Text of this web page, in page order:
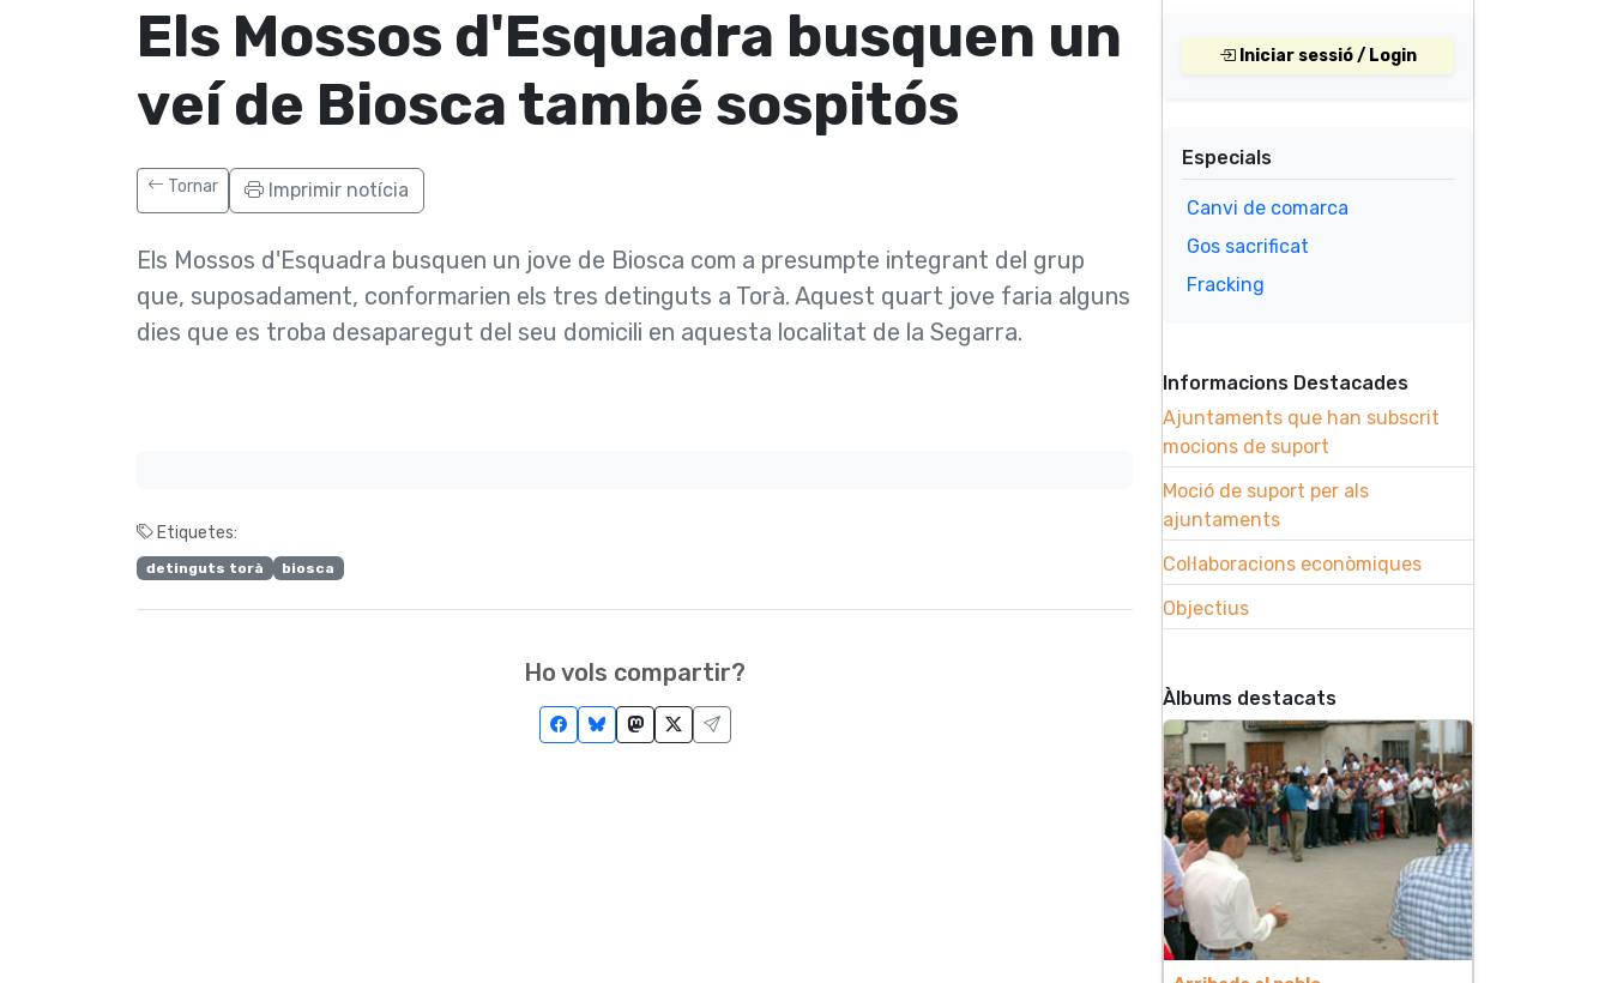
Els Mossos d'Esquadra busquen un
veí­ de Biosca també sospitós
Tornar Imprimir notícia
Els Mossos d'Esquadra busquen un jove de Biosca com a presumpte integrant del grup
que, suposadament, conformarien els tres detinguts a Torà. Aquest quart jove faria alguns
dies que es troba desaparegut del seu domicili en aquesta localitat de la Segarra.
Etiquetes:
detinguts torà biosca
Ho vols compartir?
Iniciar sessió / Login
Especials
Canvi de comarca
Gos sacrificat
Fracking
Informacions Destacades
Ajuntaments que han subscrit
mocions de suport
Moció de suport per als
ajuntaments
Col·laboracions econòmiques
Objectius
Àlbums destacats